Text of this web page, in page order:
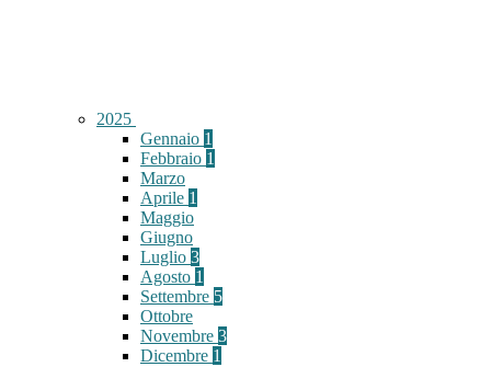
2025
Gennaio 1
Febbraio 1
Marzo
Aprile 1
Maggio
Giugno
Luglio 3
Agosto 1
Settembre 5
Ottobre
Novembre 3
Dicembre 1